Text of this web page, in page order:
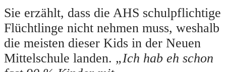
Sie erzählt, dass die AHS schulpflichtige
Flüchtlinge nicht nehmen muss, weshalb
die meisten dieser Kids in der Neuen
Mittelschule landen. „Ich hab eh schon